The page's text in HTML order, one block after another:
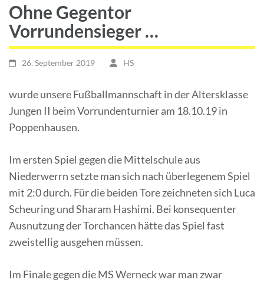
Ohne Gegentor
Vorrundensieger …
26. September 2019 HS
wurde unsere Fußballmannschaft in der Altersklasse
Jungen II beim Vorrundenturnier am 18.10.19 in
Poppenhausen.
Im ersten Spiel gegen die Mittelschule aus
Niederwerrn setzte man sich nach überlegenem Spiel
mit 2:0 durch. Für die beiden Tore zeichneten sich Luca
Scheuring und Sharam Hashimi. Bei konsequenter
Ausnutzung der Torchancen hätte das Spiel fast
zweistellig ausgehen müssen.
Im Finale gegen die MS Werneck war man zwar